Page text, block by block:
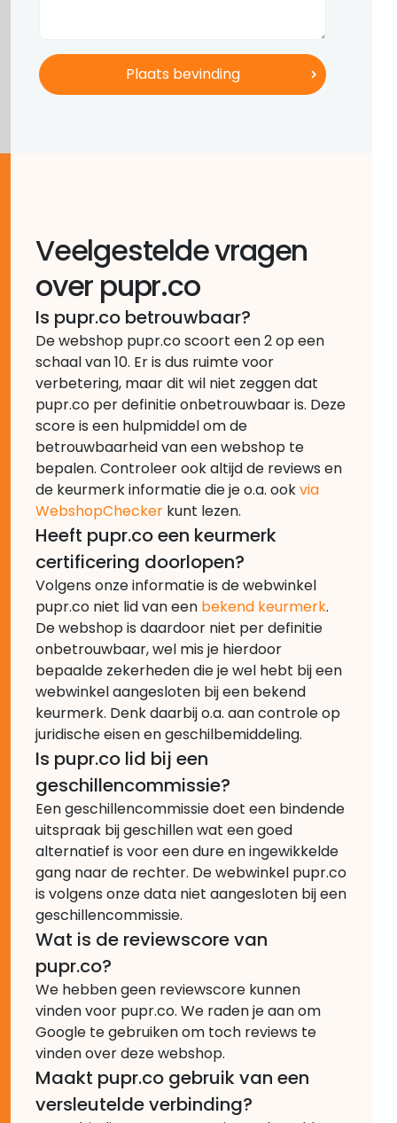
Veelgestelde vragen
over pupr.co
Is pupr.co betrouwbaar?
De webshop pupr.co scoort een 2 op een
schaal van 10. Er is dus ruimte voor
verbetering, maar dit wil niet zeggen dat
pupr.co per definitie onbetrouwbaar is. Deze
score is een hulpmiddel om de
betrouwbaarheid van een webshop te
bepalen. Controleer ook altijd de reviews en
de keurmerk informatie die je o.a. ookvia
WebshopChecker kunt lezen.
Heeft pupr.co een keurmerk
certificering doorlopen?
Volgens onze informatie is de webwinkel
pupr.co niet lid van een bekend keurmerk.
De webshop is daardoor niet per definitie
onbetrouwbaar, wel mis je hierdoor
bepaalde zekerheden die je wel hebt bij een
webwinkel aangesloten bij een bekend
keurmerk. Denk daarbij o.a. aan controle op
juridische eisen en geschilbemiddeling.
Is pupr.co lid bij een
geschillencommissie?
Een geschillencommissie doet een bindende
uitspraak bij geschillen wat een goed
alternatief is voor een dure en ingewikkelde
gang naar de rechter. De webwinkel pupr.co
is volgens onze data niet aangesloten bij een
geschillencommissie.
Wat is de reviewscore van
pupr.co?
We hebben geen reviewscore kunnen
vinden voor pupr.co. We raden je aan om
Google te gebruiken om toch reviews te
vinden over deze webshop.
Maakt pupr.co gebruik van een
versleutelde verbinding?